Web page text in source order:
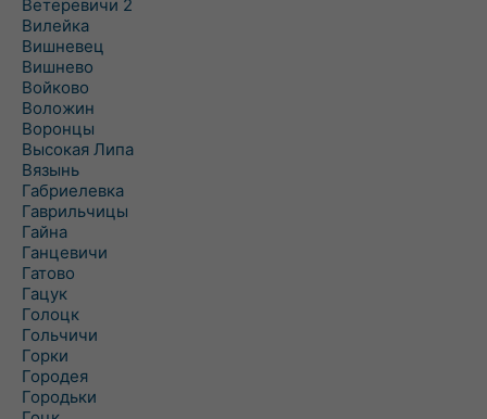
Ветеревичи 2
Вилейка
Вишневец
Вишнево
Войково
Воложин
Воронцы
Высокая Липа
Вязынь
Габриелевка
Гаврильчицы
Гайна
Ганцевичи
Гатово
Гацук
Голоцк
Гольчичи
Горки
Городея
Городьки